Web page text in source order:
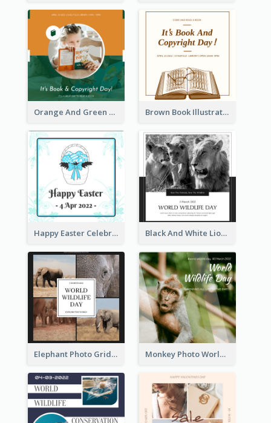
Orange And Green Photo Book And Copyright Day Instagram Post Brown Book Illustration Book And Copyright Day Instagram Post
Happy Easter Celebration Instagram Post Black And White Lion World Wildlife Day Instagram Post
Elephant Photo Grid World Wildlife Day Instagram Post Monkey Photo World Wildlife Day Instagram Post